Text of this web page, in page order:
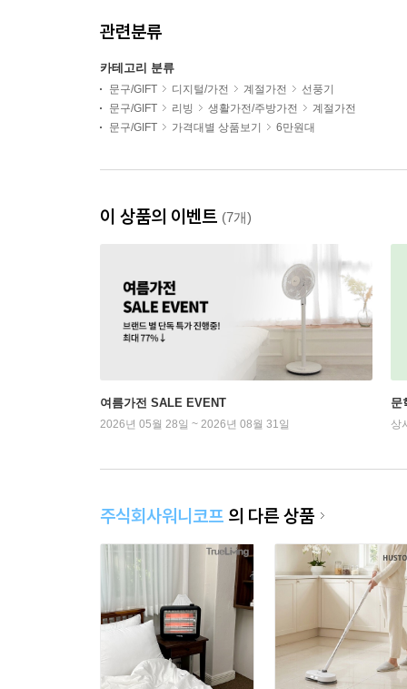
관련분류
카테고리 분류
문구/GIFT 디지털/가전 계절가전
선풍기
문구/GIFT
리빙 생활가전/주방가전
계절가전
문구/GIFT
가격대별 상품보기 6만원대
이 상품의 이벤트 (7개)
여름가전 SALE EVENT
2026년 05월 28일 ~ 2026년 08월 31일
문
상
주식회사워니코프 의 다른 상품